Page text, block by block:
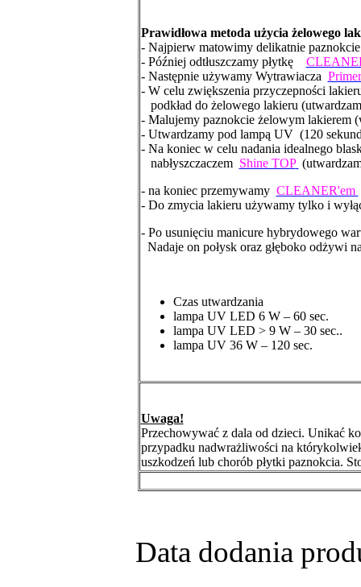
Prawidłowa metoda użycia żelowego
- Najpierw matowimy delikatnie
- Później odtłuszczamy płytkę
- Następnie używamy Wytrawiacza
- W celu zwiększenia przyczepności
podkład do żelowego lakieru
- Malujemy paznokcie żelowym lakierem
- Utwardzamy pod lampą UV (120
- Na koniec w celu nadania idealnego
nabłyszczaczem Shine TOP
- na koniec przemywamy CLEANER'em
- Do zmycia lakieru używamy tylko i
- Po usunięciu manicure hybrydowego
Nadaje on połysk oraz głęboko odżywi
Czas utwardzania
lampa UV LED 6 W – 60 sec.
lampa UV LED > 9 W – 30 sec..
lampa UV 36 W – 120 sec.
Uwaga!
Przechowywać z dala od dzieci. Unikać
przypadku nadwrażliwości na
uszkodzeń lub chorób płytki paznokcia.
Data dodania